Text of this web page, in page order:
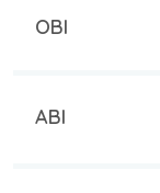
OBI
ABI